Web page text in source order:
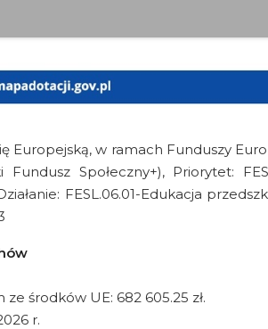
Europejską, w ramach Funduszy
Społeczny+), Priorytet:
FESL.06.01-Edukacja
ze środków UE: 682 605.25 zł.
r.